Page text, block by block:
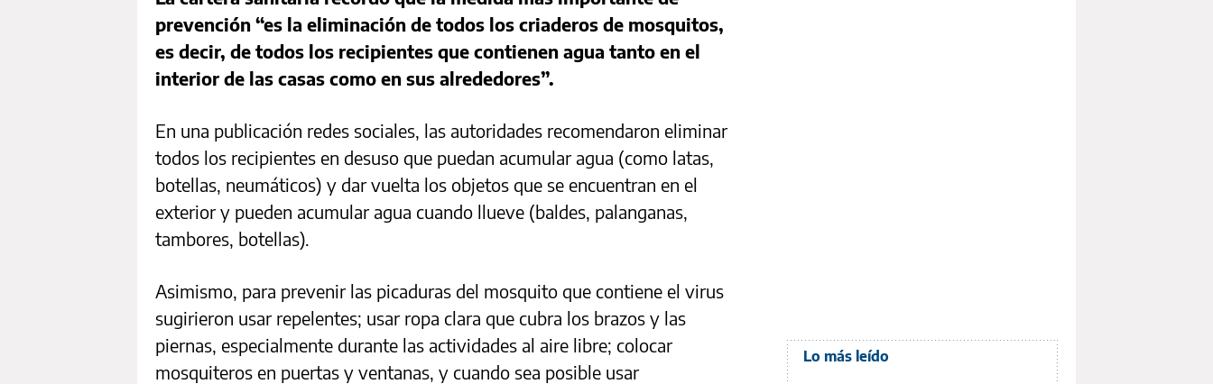
prevención “es la eliminación de todos los criaderos de mosquitos,
es decir, de todos los recipientes que contienen agua tanto en el
interior de las casas como en sus alrededores”.
En una publicación redes sociales, las autoridades recomendaron eliminar
todos los recipientes en desuso que puedan acumular agua (como latas,
botellas, neumáticos) y dar vuelta los objetos que se encuentran en el
exterior y pueden acumular agua cuando llueve (baldes, palanganas,
tambores, botellas).
Asimismo, para prevenir las picaduras del mosquito que contiene el virus
sugirieron usar repelentes; usar ropa clara que cubra los brazos y las
piernas, especialmente durante las actividades al aire libre; colocar
mosquiteros en puertas y ventanas, y cuando sea posible usar
Lo más leído